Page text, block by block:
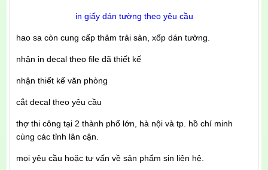
in giấy dán tường theo yêu cầu
hao sa còn cung cấp thảm trải sàn, xốp dán tường.
nhận in decal theo file đã thiết kế
nhận thiết kế văn phòng
cắt decal theo yêu cầu
thợ thi công tại 2 thành phố lớn, hà nội và tp. hồ chí minh
cùng các tỉnh lân cận.
mọi yêu cầu hoặc tư vấn về sản phẩm sin liên hệ.